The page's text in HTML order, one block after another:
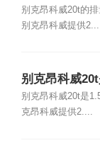
别克昂科威20t的
别克昂科威提供2...
别克昂科威
别克昂科威20t是
克昂科威提供2....